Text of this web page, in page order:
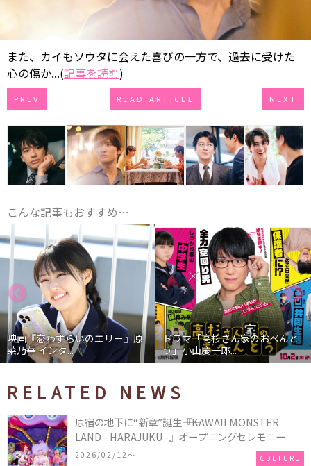
また、カイもソウタに会えた喜びの一方で、過去に受けた
心の傷か...(記事を読む)
PREV READ ARTICLE NEXT
こんな記事もおすすめ…
映画『恋わずらいのエリー』原
菜乃華 インタ...
ドラマ「高杉さん家のおべんと
う」小山慶一郎...
RELATED NEWS
原宿の地下に“新章”誕生――『KAWAII MONSTER
LAND - HARAJUKU -』オープニングセレモニー
2026/02/12〜 CULTURE